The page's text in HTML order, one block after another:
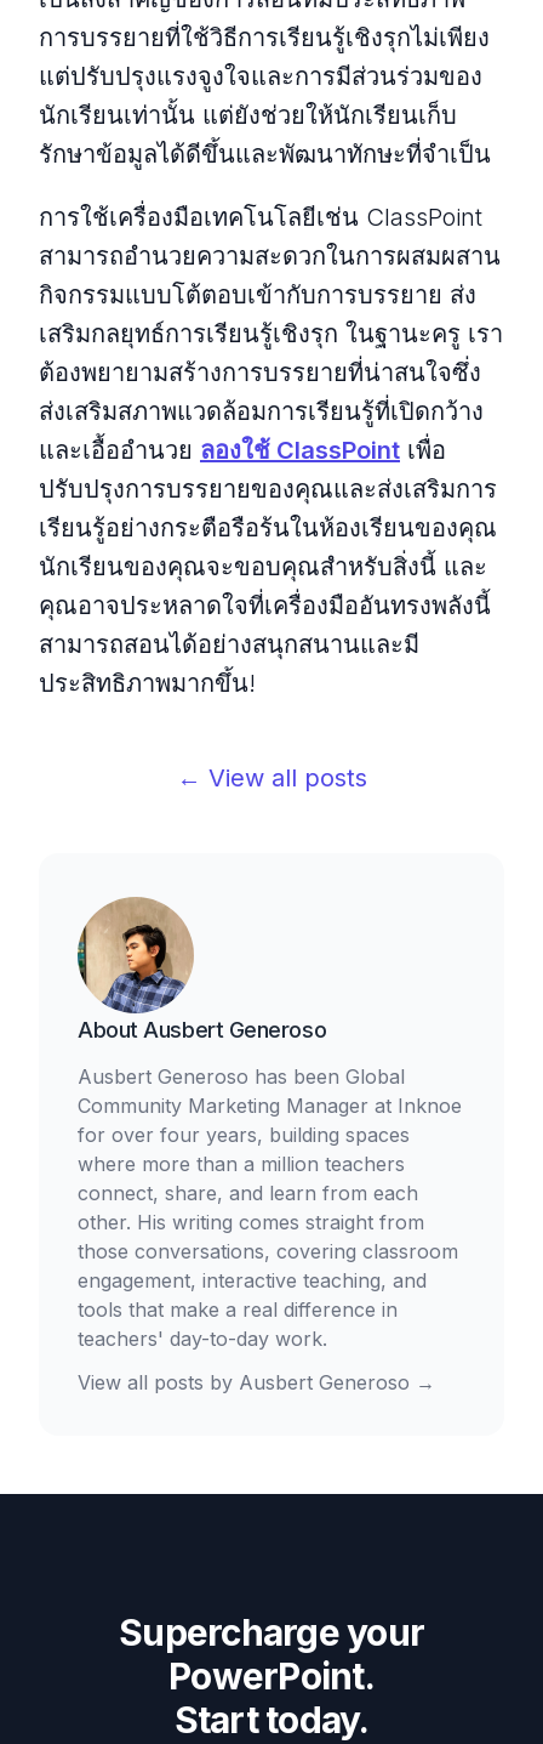
การบรรยายที่ใช้วิธีการเรียนรู้เชิงรุกไม่เพียง
แต่ปรับปรุงแรงจูงใจและการมีส่วนร่วมของ
นักเรียนเท่านั้น แต่ยังช่วยให้นักเรียนเก็บ
รักษาข้อมูลได้ดีขึ้นและพัฒนาทักษะที่จำเป็น
การใช้เครื่องมือเทคโนโลยีเช่น ClassPoint
สามารถอำนวยความสะดวกในการผสมผสาน
กิจกรรมแบบโต้ตอบเข้ากับการบรรยาย ส่ง
เสริมกลยุทธ์การเรียนรู้เชิงรุก ในฐานะครู เรา
ต้องพยายามสร้างการบรรยายที่น่าสนใจซึ่ง
ส่งเสริมสภาพแวดล้อมการเรียนรู้ที่เปิดกว้าง
และเอื้ออำนวย ลองใช้ ClassPoint เพื่อ
ปรับปรุงการบรรยายของคุณและส่งเสริมการ
เรียนรู้อย่างกระตือรือร้นในห้องเรียนของคุณ
นักเรียนของคุณจะขอบคุณสำหรับสิ่งนี้ และ
คุณอาจประหลาดใจที่เครื่องมืออันทรงพลังนี้
สามารถสอนได้อย่างสนุกสนานและมี
ประสิทธิภาพมากขึ้น!
← View all posts
About Ausbert Generoso
Ausbert Generoso has been Global
Community Marketing Manager at Inknoe
for over four years, building spaces
where more than a million teachers
connect, share, and learn from each
other. His writing comes straight from
those conversations, covering classroom
engagement, interactive teaching, and
tools that make a real difference in
teachers' day-to-day work.
View all posts by Ausbert Generoso →
Supercharge your
PowerPoint.
Start today.